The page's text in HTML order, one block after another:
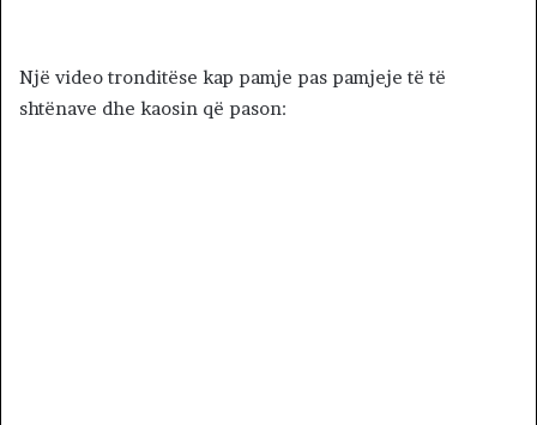
Një video tronditëse kap pamje pas pamjeje të të
shtënave dhe kaosin që pason: